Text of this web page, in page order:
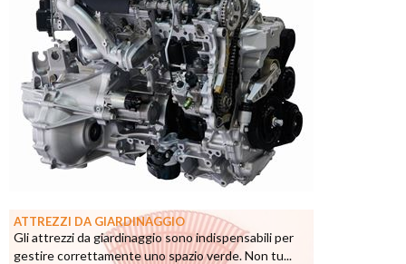
ATTREZZI DA GIARDINAGGIO
Gli attrezzi da giardinaggio sono indispensabili per
gestire correttamente uno spazio verde. Non tu...